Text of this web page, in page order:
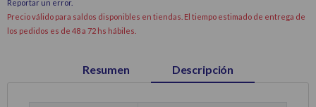
Reportar un error.
Precio válido para saldos disponibles en tiendas. El tiempo estimado de entrega de
los pedidos es de 48 a 72 hs hábiles.
Resumen Descripción